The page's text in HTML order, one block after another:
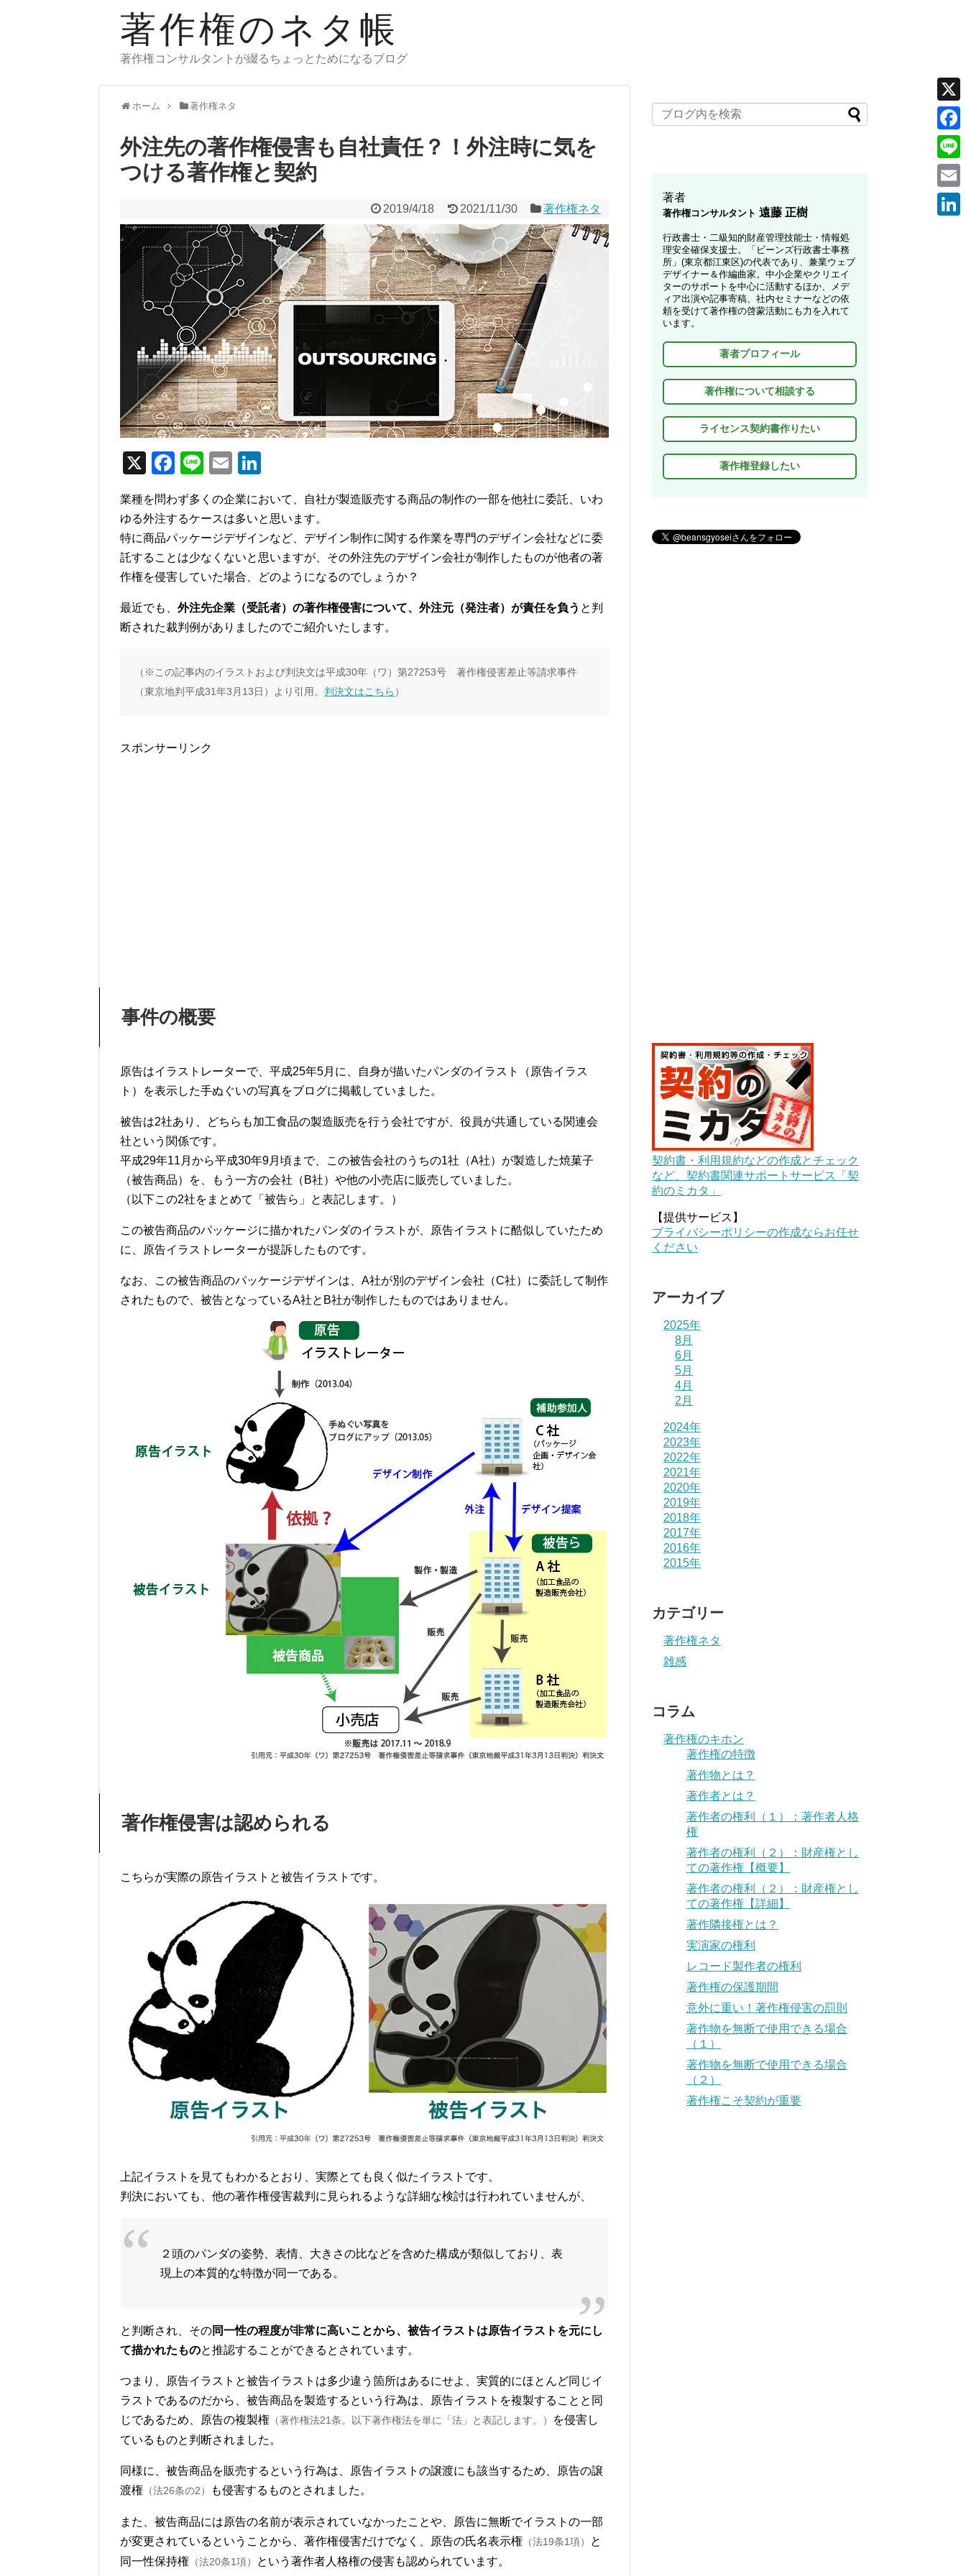
著作権のネタ帳
著作権コンサルタントが綴るちょっとためになるブログ
ホーム 著作権ネタ
外注先の著作権侵害も自社責任？！外注時に気を
つける著作権と契約
2019/4/18 2021/11/30 著作権ネタ
X
F
c
e
b
o
o
k
Li
e
E
ail k
e
dI
n
業種を問わず多くの企業において、自社が製造販売する商品の制作の一部を他社に委託、いわ
ゆる外注するケースは多いと思います。
特に商品パッケージデザインなど、デザイン制作に関する作業を専門のデザイン会社などに委
託することは少なくないと思いますが、その外注先のデザイン会社が制作したものが他者の著
作権を侵害していた場合、どのようになるのでしょうか？
最近でも、 外注先企業（受託者）の著作権侵害について、外注元（発注者）が責任を負う と判
断された裁判例がありましたのでご紹介いたします。
（※この記事内のイラストおよび判決文は平成30年（ワ）第27253号 著作権侵害差止等請求事件
（東京地判平成31年3月13日）より引用。 判決文はこちら ）
スポンサーリンク
事件の概要
原告はイラストレーターで、平成25年5月に、自身が描いたパンダのイラスト（原告イラス
ト）を表示した手ぬぐいの写真をブログに掲載していました。
被告は2社あり、どちらも加工食品の製造販売を行う会社ですが、役員が共通している関連会
社という関係です。
平成29年11月から平成30年9月頃まで、この被告会社のうちの1社（A社）が製造した焼菓子
（被告商品）を、もう一方の会社（B社）や他の小売店に販売していました。
（以下この2社をまとめて「被告ら」と表記します。）
この被告商品のパッケージに描かれたパンダのイラストが、原告イラストに酷似していたため
に、原告イラストレーターが提訴したものです。
なお、この被告商品のパッケージデザインは、A社が別のデザイン会社（C社）に委託して制作
されたもので、被告となっているA社とB社が制作したものではありません。
著作権侵害は認められる
こちらが実際の原告イラストと被告イラストです。
上記イラストを見てもわかるとおり、実際とても良く似たイラストです。
判決においても、他の著作権侵害裁判に見られるような詳細な検討は行われていませんが、
２頭のパンダの姿勢、表情、大きさの比などを含めた構成が類似しており、表
現上の本質的な特徴が同一である。
と判断され、その同一性の程度が非常に高いことから、被告イラストは原告イラストを元にし
て描かれたものと推認することができるとされています。
つまり、原告イラストと被告イラストは多少違う箇所はあるにせよ、実質的にほとんど同じイ
ラストであるのだから、被告商品を製造するという行為は、原告イラストを複製することと同
じであるため、原告の複製権 （著作権法21条。以下著作権法を単に「法」と表記します。）
を侵害し
ているものと判断されました。
同様に、被告商品を販売するという行為は、原告イラストの譲渡にも該当するため、原告の譲
渡権 （法26条の2） も侵害するものとされました。
また、被告商品には原告の名前が表示されていなかったことや、原告に無断でイラストの一部
が変更されているということから、著作権侵害だけでなく、原告の氏名表示権 （法19条1項）
と
同一性保持権 （法20条1項） という著作者人格権の侵害も認められています。
著者
著作権コンサルタント 遠藤 正樹
行政書士・二級知的財産管理技能士・情報処
理安全確保支援士。「ビーンズ行政書士事務
所」(東京都江東区)の代表であり、兼業ウェブ
デザイナー＆作編曲家。中小企業やクリエイ
ターのサポートを中心に活動するほか、メデ
ィア出演や記事寄稿、社内セミナーなどの依
頼を受けて著作権の啓蒙活動にも力を入れて
います。
著者プロフィール
著作権について相談する
ライセンス契約書作りたい
著作権登録したい
契約書・利用規約などの作成とチェック
など、契約書関連サポートサービス「契
約のミカタ」
【提供サービス】
プライバシーポリシーの作成ならお任せ
ください
アーカイブ
2025年
8月
6月
5月
4月
2月
2024年
2023年
2022年
2021年
2020年
2019年
2018年
2017年
2016年
2015年
カテゴリー
著作権ネタ
雑感
コラム
著作権のキホン
著作権の特徴
著作物とは？
著作者とは？
著作者の権利（１）：著作者人格
権
著作者の権利（２）：財産権とし
ての著作権【概要】
著作者の権利（２）：財産権とし
ての著作権【詳細】
著作隣接権とは？
実演家の権利
レコード製作者の権利
著作権の保護期間
意外に重い！著作権侵害の罰則
著作物を無断で使用できる場合
（１）
著作物を無断で使用できる場合
（２）
著作権こそ契約が重要
X
F
a
c
e
L
i
n
E